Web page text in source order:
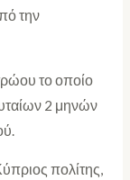
την
το οποίο
2 μηνών
πολίτης,